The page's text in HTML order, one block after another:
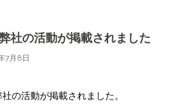
社の活動が掲載されました
7月8日
の活動が掲載されました。